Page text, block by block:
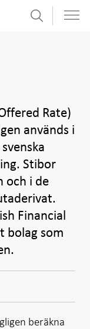
Sök
Rate)
används i
Stibor
och i de
Financial
bolag som
beräkna